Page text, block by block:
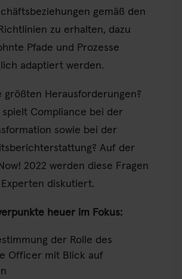
gemäß den
zu erhalten, dazu
Pfade und Prozesse
adaptiert werden.
größten Herausforderungen?
spielt Compliance bei der
sowie bei der
Auf der
2022 werden diese Fragen
diskutiert.
heuer im Fokus:
der Rolle des
Officer mit Blick auf